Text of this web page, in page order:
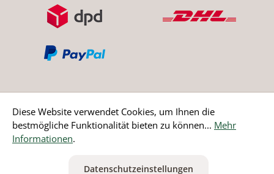
Bestellung widerrufen
ausgenommen Nicht EU-Länder
Diese Website verwendet Cookies, um Ihnen die
bestmögliche Funktionalität bieten zu können... Mehr
Informationen.
Datenschutzeinstellungen